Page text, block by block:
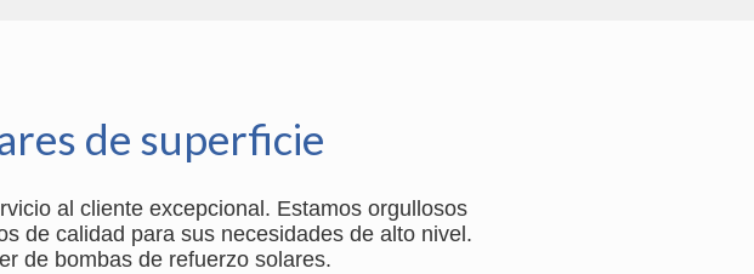
de superficie
al cliente excepcional. Estamos orgullosos
de calidad para sus necesidades de alto nivel.
de bombas de refuerzo solares.